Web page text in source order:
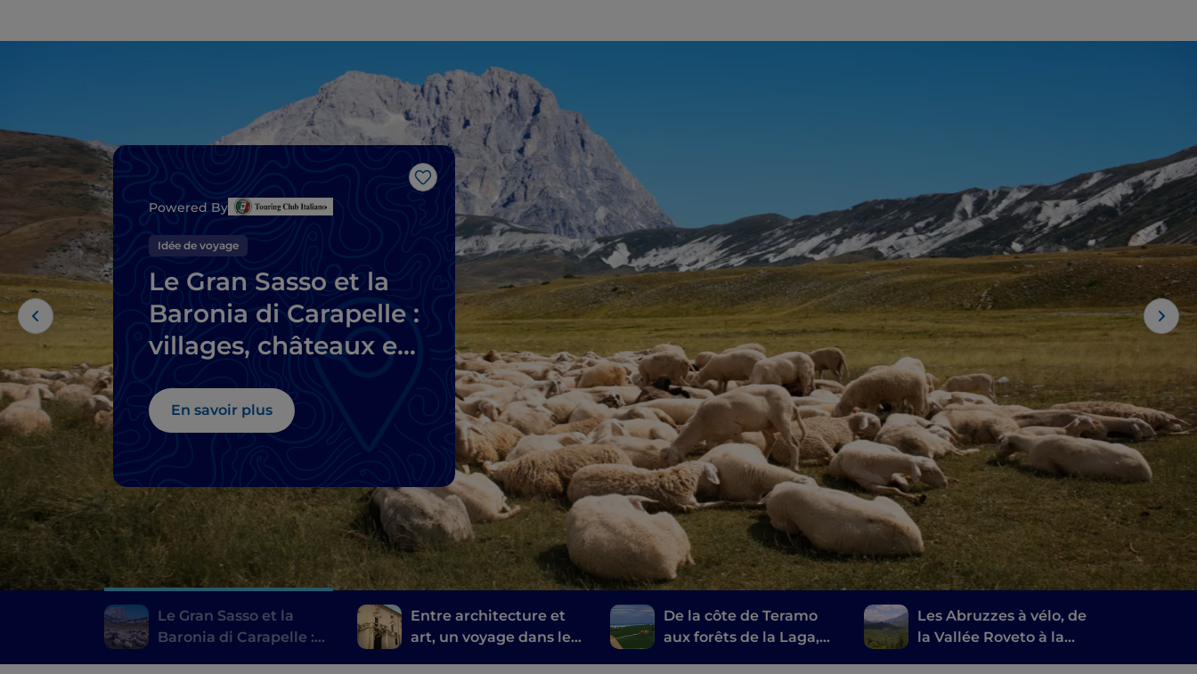
J’aime
Powered By
Idée de voyage
Le Gran Sasso et la
Baronia di Carapelle :
villages, châteaux et
En savoir plus
Le Gran Sasso et la
Baronia di Carapelle :
Entre architecture et
art, un voyage dans les
De la côte de Teramo
aux forêts de la Laga,
Les Abruzzes à vélo, de
la Vallée Roveto à la